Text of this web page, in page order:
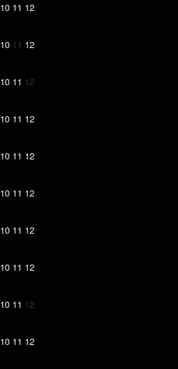
10 11 12
10 11 12
10 11 12
10 11 12
10 11 12
10 11 12
10 11 12
10 11 12
10 11 12
10 11 12